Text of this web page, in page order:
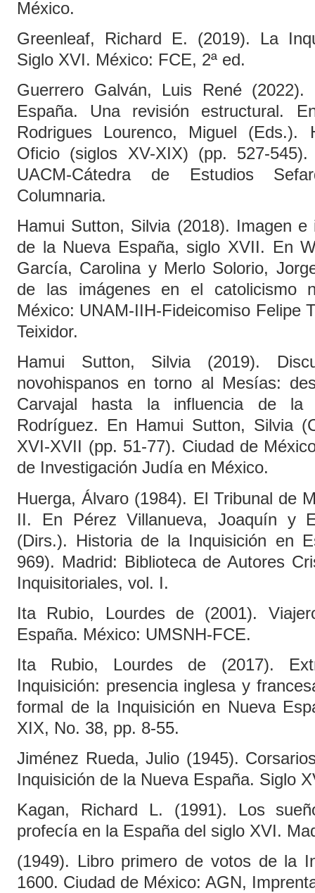
México.
Greenleaf, Richard E. (2019). La
Siglo XVI. México: FCE, 2ª ed.
Guerrero Galván, Luis René
España. Una revisión estructural.
Rodrigues Lourenco, Miguel (Eds.).
Oficio (siglos XV-XIX) (pp. 527-
UACM-Cátedra de Estudios
Columnaria.
Hamui Sutton, Silvia (2018). Imagen
de la Nueva España, siglo XVII. En
García, Carolina y Merlo Solorio,
de las imágenes en el catolicismo
México: UNAM-IIH-Fideicomiso Felipe
Teixidor.
Hamui Sutton, Silvia (2019).
novohispanos en torno al Mesías:
Carvajal hasta la influencia de la
Rodríguez. En Hamui Sutton, Silvia
XVI-XVII (pp. 51-77). Ciudad de
de Investigación Judía en México.
Huerga, Álvaro (1984). El Tribunal de
II. En Pérez Villanueva, Joaquín y
(Dirs.). Historia de la Inquisición en
969). Madrid: Biblioteca de Autores
Inquisitoriales, vol. I.
Ita Rubio, Lourdes de (2001).
España. México: UMSNH-FCE.
Ita Rubio, Lourdes de (2017).
Inquisición: presencia inglesa y
formal de la Inquisición en Nueva
XIX, No. 38, pp. 8-55.
Jiménez Rueda, Julio (1945).
Inquisición de la Nueva España. Siglo
Kagan, Richard L. (1991). Los
profecía en la España del siglo XVI.
(1949). Libro primero de votos de la
1600. Ciudad de México: AGN,